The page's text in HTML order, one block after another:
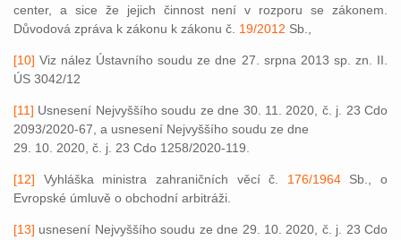
center, a sice že jejich činnost není v rozporu se zákonem.
Důvodová zpráva k zákonu k zákonu č. 19/2012 Sb.,
[10] Viz nález Ústavního soudu ze dne 27. srpna 2013 sp. zn. II.
ÚS 3042/12
[11] Usnesení Nejvyššího soudu ze dne 30. 11. 2020, č. j. 23 Cdo
2093/2020-67, a usnesení Nejvyššího soudu ze dne
29. 10. 2020, č. j. 23 Cdo 1258/2020-119.
[12] Vyhláška ministra zahraničních věcí č. 176/1964Sb., o
Evropské úmluvě o obchodní arbitráži.
[13] usnesení Nejvyššího soudu ze dne 29. 10. 2020, č. j. 23 Cdo